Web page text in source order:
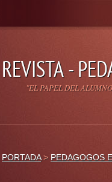
REVISTA -
"EL PAPEL DEL
PORTADA > PEDAGOGOS